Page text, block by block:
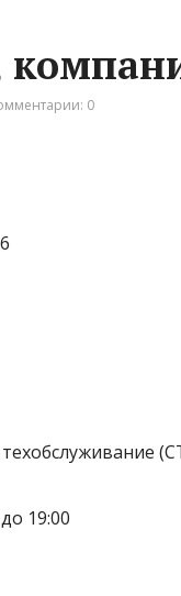
0
19:00